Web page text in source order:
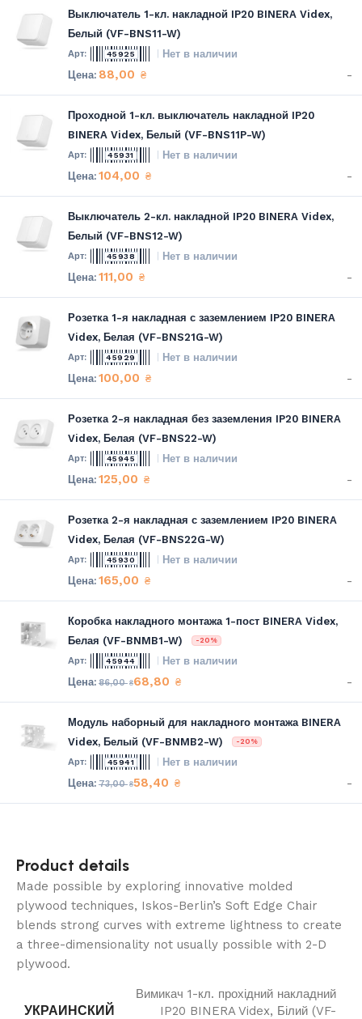
Выключатель 1-кл. накладной IP20 BINERA Videx,
Белый (VF-BNS11-W)
45925 Нет в наличии
88,00 ₴ -
Проходной 1-кл. выключатель накладной IP20
BINERA Videx, Белый (VF-BNS11P-W)
45931 Нет в наличии
104,00 ₴ -
Выключатель 2-кл. накладной IP20 BINERA Videx,
Белый (VF-BNS12-W)
45938 Нет в наличии
111,00 ₴ -
Розетка 1-я накладная с заземлением IP20 BINERA
Videx, Белая (VF-BNS21G-W)
45929 Нет в наличии
100,00 ₴ -
Розетка 2-я накладная без заземления IP20 BINERA
Videx, Белая (VF-BNS22-W)
45945 Нет в наличии
125,00 ₴ -
Розетка 2-я накладная с заземлением IP20 BINERA
Videx, Белая (VF-BNS22G-W)
45930 Нет в наличии
165,00 ₴ -
Коробка накладного монтажа 1-пост BINERA Videx,
Белая (VF-BNMB1-W)
-20%
45944 Нет в наличии
86,00₴68,80 ₴ -
Модуль наборный для накладного монтажа BINERA
Videx, Белый (VF-BNMB2-W)
-20%
45941 Нет в наличии
73,00₴58,40 ₴ -
Product details
Made possible by exploring innovative molded
plywood techniques, Iskos-Berlin’s Soft Edge Chair
blends strong curves with extreme lightness to create
a three-dimensionality not usually possible with 2-D
plywood.
УКРАИНСКИЙ
Вимикач 1-кл. прохідний накладний
IP20 BINERA Videx, Білий (VF-